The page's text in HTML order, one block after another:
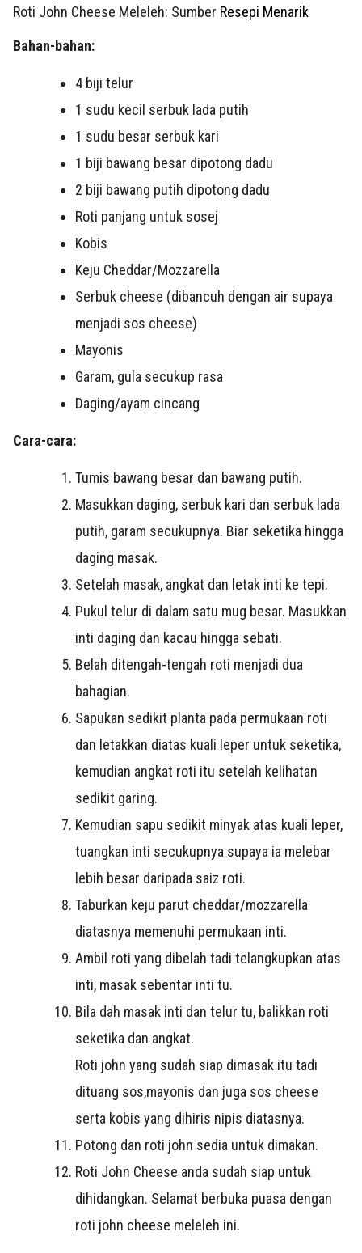
Roti John Cheese Meleleh: Sumber Resepi Menarik
Bahan-bahan:
4 biji telur
1 sudu kecil serbuk lada putih
1 sudu besar serbuk kari
1 biji bawang besar dipotong dadu
2 biji bawang putih dipotong dadu
Roti panjang untuk sosej
Kobis
Keju Cheddar/Mozzarella
Serbuk cheese (dibancuh dengan air supaya
menjadi sos cheese)
Mayonis
Garam, gula secukup rasa
Daging/ayam cincang
Cara-cara:
Tumis bawang besar dan bawang putih.
Masukkan daging, serbuk kari dan serbuk lada
putih, garam secukupnya. Biar seketika hingga
daging masak.
Setelah masak, angkat dan letak inti ke tepi.
Pukul telur di dalam satu mug besar. Masukkan
inti daging dan kacau hingga sebati.
Belah ditengah-tengah roti menjadi dua
bahagian.
Sapukan sedikit planta pada permukaan roti
dan letakkan diatas kuali leper untuk seketika,
kemudian angkat roti itu setelah kelihatan
sedikit garing.
Kemudian sapu sedikit minyak atas kuali leper,
tuangkan inti secukupnya supaya ia melebar
lebih besar daripada saiz roti.
Taburkan keju parut cheddar/mozzarella
diatasnya memenuhi permukaan inti.
Ambil roti yang dibelah tadi telangkupkan atas
inti, masak sebentar inti tu.
Bila dah masak inti dan telur tu, balikkan roti
seketika dan angkat.
Roti john yang sudah siap dimasak itu tadi
dituang sos,mayonis dan juga sos cheese
serta kobis yang dihiris nipis diatasnya.
Potong dan roti john sedia untuk dimakan.
Roti John Cheese anda sudah siap untuk
dihidangkan. Selamat berbuka puasa dengan
roti john cheese meleleh ini.